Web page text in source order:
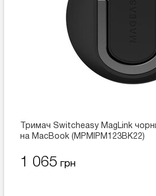
Тримач Switcheasy MagLink
на MacBook (MPMIPM123BK22)
1 065 грн